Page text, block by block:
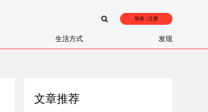
登录 | 注册
生活方式 发现
文章推荐